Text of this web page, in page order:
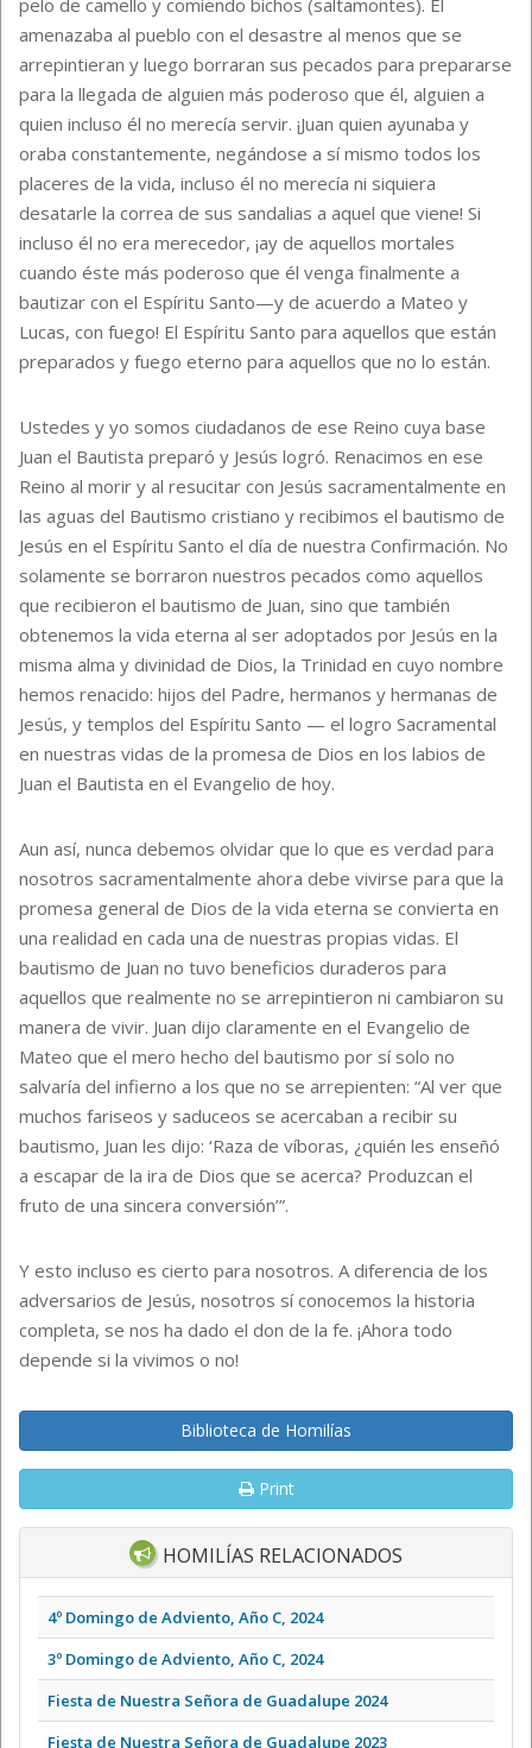
amenazaba al pueblo con el desastre al menos que se
arrepintieran y luego borraran sus pecados para prepararse
para la llegada de alguien más poderoso que él, alguien a
quien incluso él no merecía servir. ¡Juan quien ayunaba y
oraba constantemente, negándose a sí mismo todos los
placeres de la vida, incluso él no merecía ni siquiera
desatarle la correa de sus sandalias a aquel que viene! Si
incluso él no era merecedor, ¡ay de aquellos mortales
cuando éste más poderoso que él venga finalmente a
bautizar con el Espíritu Santo—y de acuerdo a Mateo y
Lucas, con fuego! El Espíritu Santo para aquellos que están
preparados y fuego eterno para aquellos que no lo están.
Ustedes y yo somos ciudadanos de ese Reino cuya base
Juan el Bautista preparó y Jesús logró. Renacimos en ese
Reino al morir y al resucitar con Jesús sacramentalmente en
las aguas del Bautismo cristiano y recibimos el bautismo de
Jesús en el Espíritu Santo el día de nuestra Confirmación. No
solamente se borraron nuestros pecados como aquellos
que recibieron el bautismo de Juan, sino que también
obtenemos la vida eterna al ser adoptados por Jesús en la
misma alma y divinidad de Dios, la Trinidad en cuyo nombre
hemos renacido: hijos del Padre, hermanos y hermanas de
Jesús, y templos del Espíritu Santo — el logro Sacramental
en nuestras vidas de la promesa de Dios en los labios de
Juan el Bautista en el Evangelio de hoy.
Aun así, nunca debemos olvidar que lo que es verdad para
nosotros sacramentalmente ahora debe vivirse para que la
promesa general de Dios de la vida eterna se convierta en
una realidad en cada una de nuestras propias vidas. El
bautismo de Juan no tuvo beneficios duraderos para
aquellos que realmente no se arrepintieron ni cambiaron su
manera de vivir. Juan dijo claramente en el Evangelio de
Mateo que el mero hecho del bautismo por sí solo no
salvaría del infierno a los que no se arrepienten: “Al ver que
muchos fariseos y saduceos se acercaban a recibir su
bautismo, Juan les dijo: ‘Raza de víboras, ¿quién les enseñó
a escapar de la ira de Dios que se acerca? Produzcan el
fruto de una sincera conversión’”.
Y esto incluso es cierto para nosotros. A diferencia de los
adversarios de Jesús, nosotros sí conocemos la historia
completa, se nos ha dado el don de la fe. ¡Ahora todo
depende si la vivimos o no!
Biblioteca de Homilías
Print
HOMILÍAS RELACIONADOS
4º Domingo de Adviento, Año C, 2024
3º Domingo de Adviento, Año C, 2024
Fiesta de Nuestra Señora de Guadalupe 2024
Fiesta de Nuestra Señora de Guadalupe 2023